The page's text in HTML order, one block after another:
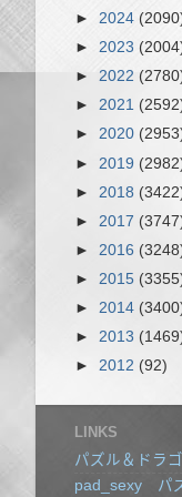
► 2024
► 2023
► 2022
► 2021
► 2020
► 2019
► 2018
► 2017
► 2016
► 2015
► 2014
► 2013
► 2012 (92)
LINKS
パズル＆ドラ
pad_sexy パ